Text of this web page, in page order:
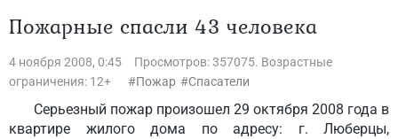
Пожарные спасли 43 человека
4 ноября 2008, 0:45
Просмотров: 357075. Возрастные
ограничения: 12+
Пожар Спасатели
Серьезный пожар произошел 29 октября 2008 года в
квартире жилого дома по адресу: г. Люберцы,